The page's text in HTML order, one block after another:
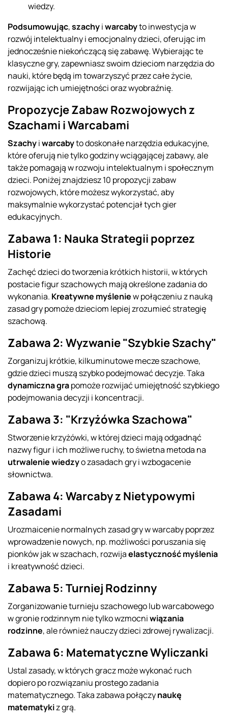
wiedzy.
Podsumowując,szachyiwarcabyto inwestycja w
rozwój intelektualny i emocjonalny dzieci, oferując im
jednocześnie niekończącą się zabawę. Wybierając te
klasyczne gry, zapewniasz swoim dzieciom narzędzia do
nauki, które będą im towarzyszyć przez całe życie,
rozwijając ich umiejętności oraz wyobraźnię.
Propozycje Zabaw Rozwojowych z
Szachami i Warcabami
Szachyiwarcabyto doskonałe narzędzia edukacyjne,
które oferują nie tylko godziny wciągającej zabawy, ale
także pomagają w rozwoju intelektualnym i społecznym
dzieci. Poniżej znajdziesz 10 propozycji zabaw
rozwojowych, które możesz wykorzystać, aby
maksymalnie wykorzystać potencjał tych gier
edukacyjnych.
Zabawa 1: Nauka Strategii poprzez
Historie
Zachęć dzieci do tworzenia krótkich historii, w których
postacie figur szachowych mają określone zadania do
wykonania. Kreatywne myśleniew połączeniu z nauką
zasad gry pomoże dzieciom lepiej zrozumieć strategię
szachową.
Zabawa 2: Wyzwanie "Szybkie Szachy"
Zorganizuj krótkie, kilkuminutowe mecze szachowe,
gdzie dzieci muszą szybko podejmować decyzje. Taka
dynamiczna grapomoże rozwijać umiejętność szybkiego
podejmowania decyzji i koncentracji.
Zabawa 3: "Krzyżówka Szachowa"
Stworzenie krzyżówki, w której dzieci mają odgadnąć
nazwy figur i ich możliwe ruchy, to świetna metoda na
utrwalenie wiedzyo zasadach gry i wzbogacenie
słownictwa.
Zabawa 4: Warcaby z Nietypowymi
Zasadami
Urozmaicenie normalnych zasad gry w warcaby poprzez
wprowadzenie nowych, np. możliwości poruszania się
pionków jak w szachach, rozwijaelastyczność myślenia
i kreatywność dzieci.
Zabawa 5: Turniej Rodzinny
Zorganizowanie turnieju szachowego lub warcabowego
w gronie rodzinnym nie tylko wzmocniwiązania
rodzinne, ale również nauczy dzieci zdrowej rywalizacji.
Zabawa 6: Matematyczne Wyliczanki
Ustal zasady, w których gracz może wykonać ruch
dopiero po rozwiązaniu prostego zadania
matematycznego. Taka zabawa połączynaukę
matematykiz grą.